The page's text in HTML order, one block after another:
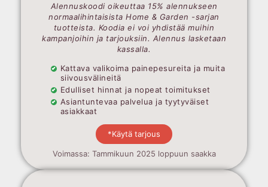
Alennuskoodi oikeuttaa 15% alennukseen
normaalihintaisista Home & Garden -sarjan
tuotteista. Koodia ei voi yhdistää muihin
kampanjoihin ja tarjouksiin. Alennus lasketaan
kassalla.
Kattava valikoima painepesureita ja muita
siivousvälineitä
Edulliset hinnat ja nopeat toimitukset
Asiantuntevaa palvelua ja tyytyväiset
asiakkaat
*Käytä tarjous
Voimassa: Tammikuun 2025 loppuun saakka